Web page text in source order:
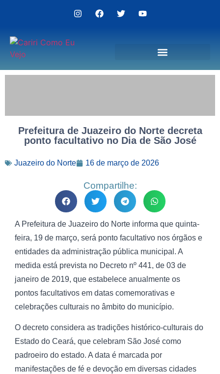
Prefeitura de Juazeiro do Norte decreta
ponto facultativo no Dia de São José
Juazeiro do Norte 16 de março de 2026
Compartilhe:
A Prefeitura de Juazeiro do Norte informa que quinta-
feira, 19 de março, será ponto facultativo nos órgãos e
entidades da administração pública municipal. A
medida está prevista no Decreto nº 441, de 03 de
janeiro de 2019, que estabelece anualmente os
pontos facultativos em datas comemorativas e
celebrações culturais no âmbito do município.
O decreto considera as tradições histórico-culturais do
Estado do Ceará, que celebram São José como
padroeiro do estado. A data é marcada por
manifestações de fé e devoção em diversas cidades